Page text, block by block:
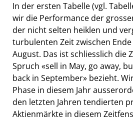
In der ersten Tabelle (vgl.
wir die Performance der
der nicht selten heiklen und
turbulenten Zeit zwischen
August. Das ist schliesslich die
Spruch «sell in May, go away,
back in September» bezieht.
Phase in diesem Jahr
den letzten Jahren tendierten
Aktienmärkte in diesem